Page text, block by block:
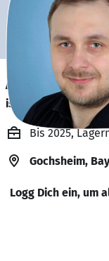
André
ist offen für
Bis 2025,
Gochsheim,
Logg Dich ein, um